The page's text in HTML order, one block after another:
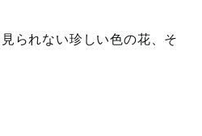
られない珍しい色の花、そ